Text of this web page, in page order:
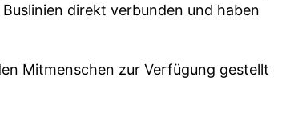
direkt verbunden und haben
Mitmenschen zur Verfügung gestellt